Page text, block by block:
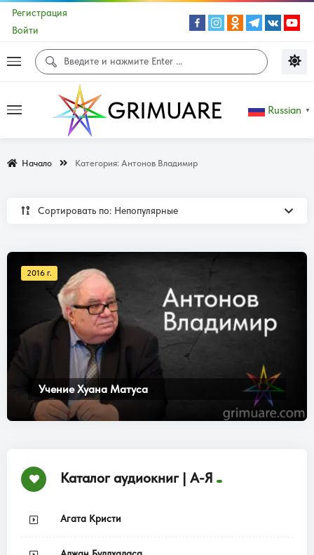
Регистрация
Войти
Russian ▼
Начало Категория: Антонов Владимир
Сортировать по: Непопулярные
2016 г.
Учение Хуана Матуса
Каталог аудиокниг | А-Я
Агата Кристи